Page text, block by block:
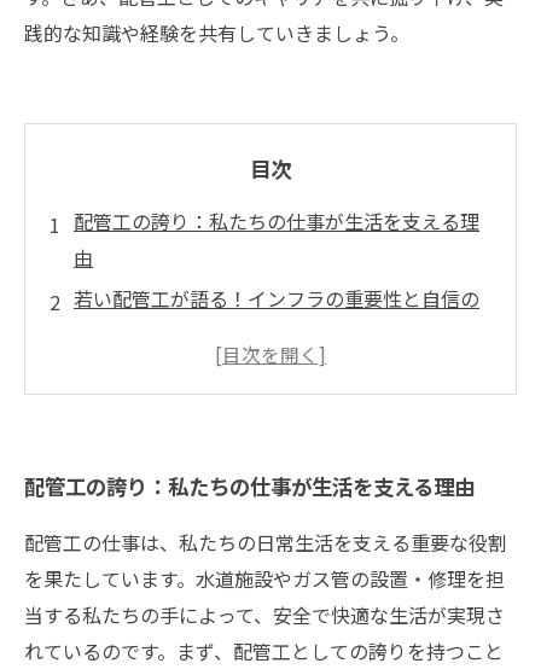
践的な知識や経験を共有していきましょう。
目次
配管工の誇り：私たちの仕事が生活を支える理
由
若い配管工が語る！インフラの重要性と自信の
熟練の技術者から学ぶ：充実したキャリアを築
誇り高き配管工たちの物語：キャリアの旅を共
に歩もう
配管工の新世代：専門性を持って未来を切り開
く
共に築こう、輝かしい配管工の未来を：キャリ
配管工の誇り：私たちの仕事が生活を支える理由
配管工の仕事は、私たちの日常生活を支える重要な役割
を果たしています。水道施設やガス管の設置・修理を担
当する私たちの手によって、安全で快適な生活が実現さ
れているのです。まず、配管工としての誇りを持つこと